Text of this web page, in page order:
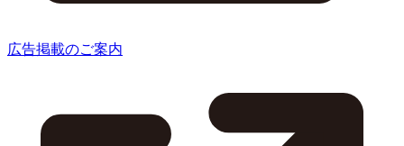
広告掲載のご案内